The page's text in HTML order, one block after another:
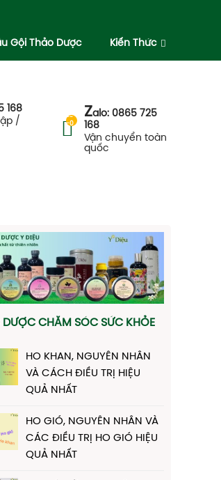
Gội Thảo Dược Kiến Thức
168
/
--
-0
Zalo: 0865 725
168
Vận chuyển toàn
quốc
DƯỢC CHĂM SÓC SỨC KHỎE
HO KHAN, NGUYÊN NHÂN
VÀ CÁCH ĐIỀU TRỊ HIỆU
QUẢ NHẤT
HO GIÓ, NGUYÊN NHÂN VÀ
CÁC ĐIỀU TRỊ HO GIÓ HIỆU
QUẢ NHẤT